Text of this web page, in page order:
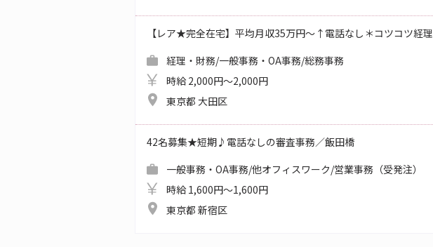
【レア★完全在宅】平均月収35万円～↑電話なし＊コツコツ経理
経理・財務/一般事務・OA事務/総務事務
時給 2,000円～2,000円
東京都 大田区
42名募集★短期♪電話なしの審査事務／飯田橋
一般事務・OA事務/他オフィスワーク/営業事務（受発注）
時給 1,600円～1,600円
東京都 新宿区